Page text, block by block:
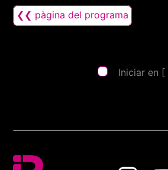
❮❮ pàgina del programa
Iniciar en [